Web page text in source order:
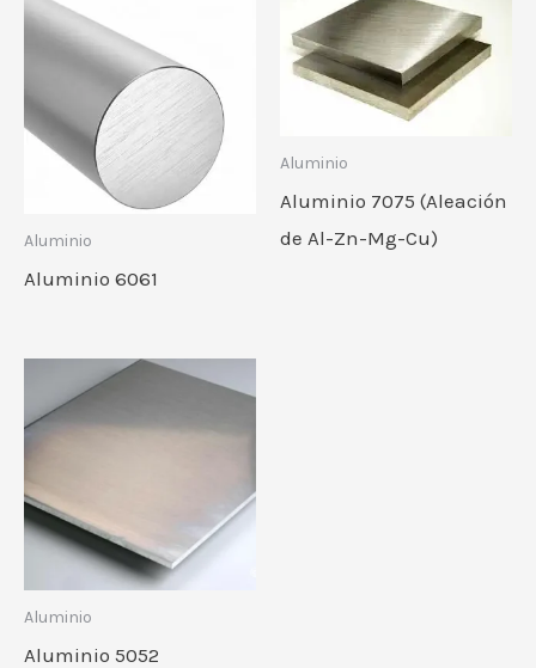
Aluminio
Aluminio 6061
Aluminio
Aluminio 7075 (Aleación
de Al-Zn-Mg-Cu)
Aluminio
Aluminio 5052